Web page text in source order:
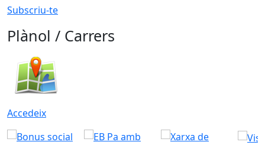
Subscriu-te
Plànol / Carrers
Accedeix